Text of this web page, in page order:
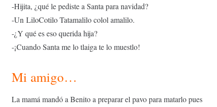
-Hijita, ¿qué le pediste a Santa para navidad?
-Un LiloCotilo Tatamalilo colol amalilo.
-¿Y qué es eso querida hija?
-¡Cuando Santa me lo tlaiga te lo muestlo!
Mi amigo…
La mamá mandó a Benito a preparar el pavo para matarlo pues